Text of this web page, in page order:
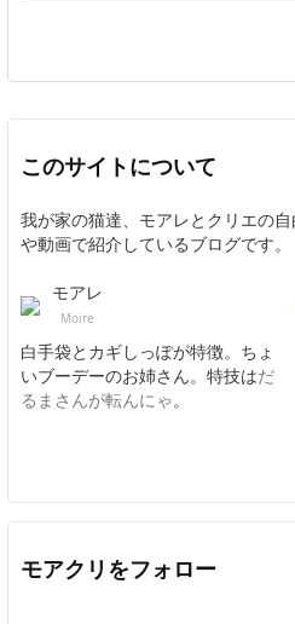
このサイトについて
我が家の猫達、モアレとクリエの
や動画で紹介しているブログです。
モアレ
Moire
白手袋とカギしっぽが特徴。ちょ
いブーデーのお姉さん。特技はだ
るまさんが転んにゃ。
モアクリをフォロー